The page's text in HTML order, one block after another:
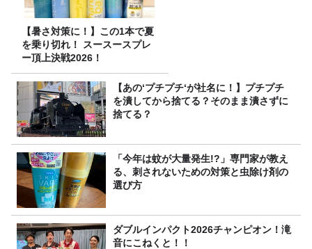
【暑さ対策に！】この1本で夏
を乗り切れ！ スースースプレ
ー頂上決戦2026！
【あの‘プチプチ‘が社名に！】プチプチ
を潰してから捨てる？そのまま潰さずに
捨てる？
「今年は蚊が大量発生!?」専門家が教え
る、刺されないための対策と虫除け剤の
選び方
ダブルインパクト2026チャンピオン！滝
音にこねくと！！